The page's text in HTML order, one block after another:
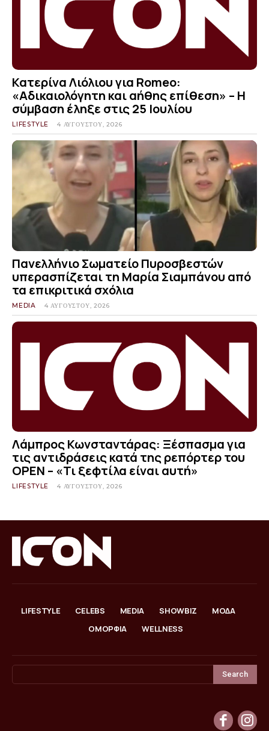
Κατερίνα Λιόλιου για Romeo:
«Αδικαιολόγητη και αήθης επίθεση» – Η
σύμβαση έληξε στις 25 Ιουλίου
LIFESTYLE 4 ΑΥΓΟΎΣΤΟΥ, 2026
Πανελλήνιο Σωματείο Πυροσβεστών
υπερασπίζεται τη Μαρία Σιαμπάνου από
τα επικριτικά σχόλια
MEDIA 4 ΑΥΓΟΎΣΤΟΥ, 2026
Λάμπρος Κωνσταντάρας: Ξέσπασμα για
τις αντιδράσεις κατά της ρεπόρτερ του
OPEN – «Τι ξεφτίλα είναι αυτή»
LIFESTYLE 4 ΑΥΓΟΎΣΤΟΥ, 2026
LIFESTYLE CELEBS MEDIA SHOWBIZ
ΜΟΔΑ
ΟΜΟΡΦΙΑ
WELLNESS
Search